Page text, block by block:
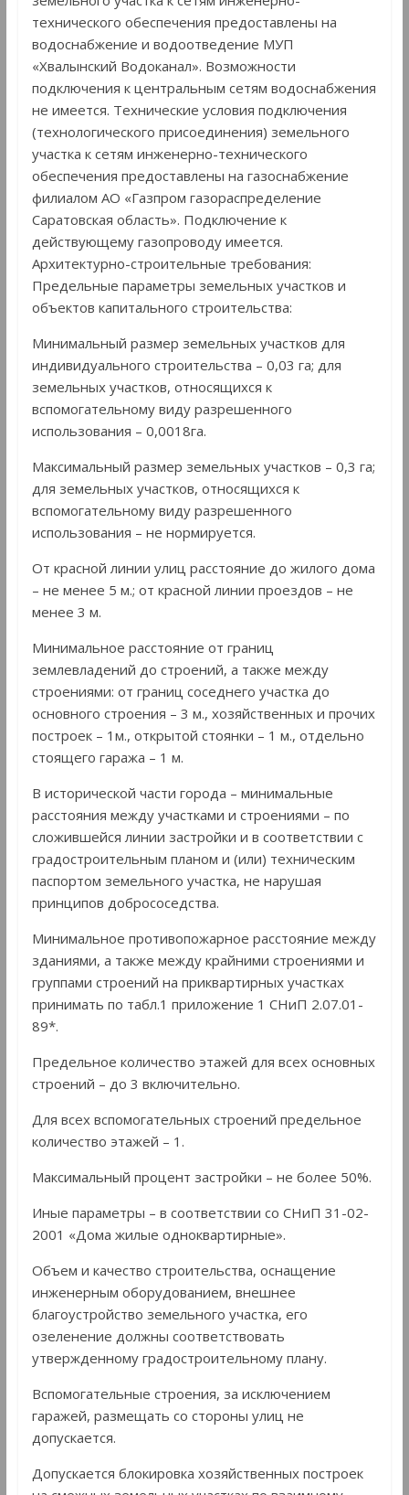
технического обеспечения предоставлены на
водоснабжение и водоотведение МУП
«Хвалынский Водоканал». Возможности
подключения к центральным сетям водоснабжения
не имеется. Технические условия подключения
(технологического присоединения) земельного
участка к сетям инженерно-технического
обеспечения предоставлены на газоснабжение
филиалом АО «Газпром газораспределение
Саратовская область». Подключение к
действующему газопроводу имеется.
Архитектурно-строительные требования:
Предельные параметры земельных участков и
объектов капитального строительства:
Минимальный размер земельных участков для
индивидуального строительства – 0,03 га; для
земельных участков, относящихся к
вспомогательному виду разрешенного
использования – 0,0018га.
Максимальный размер земельных участков – 0,3 га;
для земельных участков, относящихся к
вспомогательному виду разрешенного
использования – не нормируется.
От красной линии улиц расстояние до жилого дома
– не менее 5 м.; от красной линии проездов – не
менее 3 м.
Минимальное расстояние от границ
землевладений до строений, а также между
строениями: от границ соседнего участка до
основного строения – 3 м., хозяйственных и прочих
построек – 1м., открытой стоянки – 1 м., отдельно
стоящего гаража – 1 м.
В исторической части города – минимальные
расстояния между участками и строениями – по
сложившейся линии застройки и в соответствии с
градостроительным планом и (или) техническим
паспортом земельного участка, не нарушая
принципов добрососедства.
Минимальное противопожарное расстояние между
зданиями, а также между крайними строениями и
группами строений на приквартирных участках
принимать по табл.1 приложение 1 СНиП 2.07.01-
89*.
Предельное количество этажей для всех основных
строений – до 3 включительно.
Для всех вспомогательных строений предельное
количество этажей – 1.
Максимальный процент застройки – не более 50%.
Иные параметры – в соответствии со СНиП 31-02-
2001 «Дома жилые одноквартирные».
Объем и качество строительства, оснащение
инженерным оборудованием, внешнее
благоустройство земельного участка, его
озеленение должны соответствовать
утвержденному градостроительному плану.
Вспомогательные строения, за исключением
гаражей, размещать со стороны улиц не
допускается.
Допускается блокировка хозяйственных построек